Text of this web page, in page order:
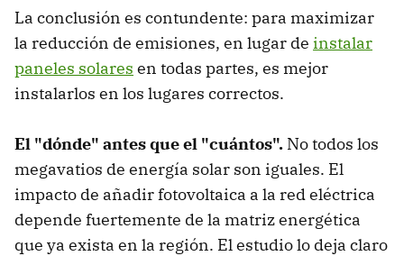
La conclusión es contundente: para maximizar
la reducción de emisiones, en lugar de instalar
paneles solares en todas partes, es mejor
instalarlos en los lugares correctos.
El "dónde" antes que el "cuántos". No todos los
megavatios de energía solar son iguales. El
impacto de añadir fotovoltaica a la red eléctrica
depende fuertemente de la matriz energética
que ya exista en la región. El estudio lo deja claro